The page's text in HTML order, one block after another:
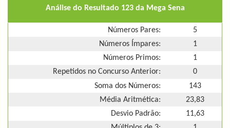
Análise do Resultado 123 da Mega Sena
Números Pares:
5
Números Ímpares:
1
Números Primos:
1
Repetidos no Concurso Anterior:
0
Soma dos Números:
143
Média Aritmética:
23,83
Desvio Padrão:
11,63